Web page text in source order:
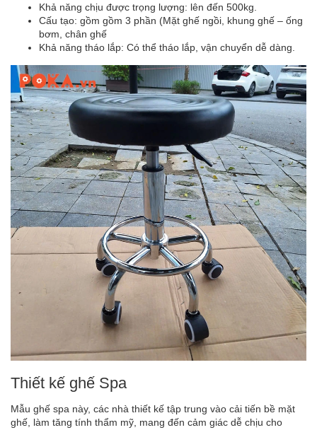
Khả năng chịu được trọng lượng: lên đến 500kg.
Cấu tạo: gồm gồm 3 phần (Mặt ghế ngồi, khung ghế – ống
bơm, chân ghế
Khả năng tháo lắp: Có thể tháo lắp, vận chuyển dễ dàng.
Thiết kế ghế Spa
Mẫu ghế spa này, các nhà thiết kế tập trung vào cải tiến bề mặt
ghế, làm tăng tính thẩm mỹ, mang đến cảm giác dễ chịu cho